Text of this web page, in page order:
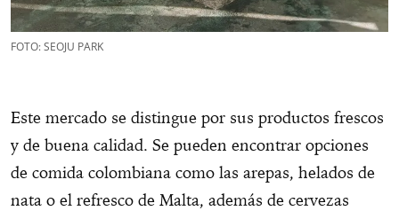
FOTO: SEOJU PARK
Este mercado se distingue por sus productos frescos
y de buena calidad. Se pueden encontrar opciones
de comida colombiana como las arepas, helados de
nata o el refresco de Malta, además de cervezas